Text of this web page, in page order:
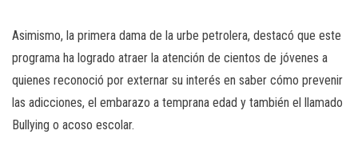
Asimismo, la primera dama de la urbe petrolera, destacó que este
programa ha logrado atraer la atención de cientos de jóvenes a
quienes reconoció por externar su interés en saber cómo prevenir
las adicciones, el embarazo a temprana edad y también el llamado
Bullying o acoso escolar.